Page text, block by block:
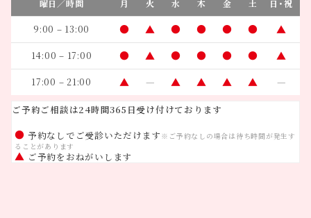
曜日／時間 月 火 水 木 金 土 日・祝
9:00 – 13:00 ● ▲ ● ● ● ● ▲
14:00 – 17:00 ● ▲ ● ● ● ● ▲
17:00 – 21:00 ▲ — ▲ ▲ ▲ ▲ —
ご予約ご相談は24時間365日受け付けております
● 予約なしでご受診いただけます ※ご予約なしの場合は待ち時間が発生す
ることがあります
▲ ご予約をおねがいします